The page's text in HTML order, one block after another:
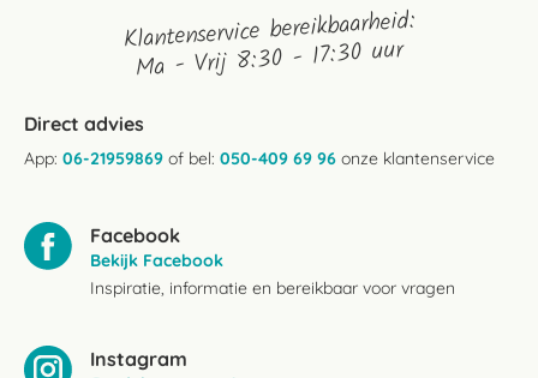
Klantenservice bereikbaarheid:
Ma - Vrij 8:30 - 17:30 uur
Direct advies
App: 06-21959869 of bel: 050-409 69 96 onze klantenservice
Facebook
Bekijk Facebook
Inspiratie, informatie en bereikbaar voor vragen
Instagram